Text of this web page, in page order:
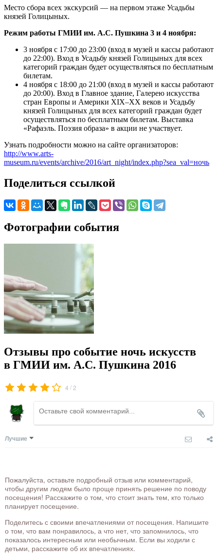
Место сбора всех экскурсий — на первом этаже Усадьбы
князей Голицыных.
Режим работы ГМИИ им. А.С. Пушкина 3 и 4 ноября:
3 ноября с 17:00 до 23:00 (вход в музей и кассы работают
до 22:00). Вход в Усадьбу князей Голицыных для всех
категорий граждан будет осуществляться по бесплатным
билетам.
4 ноября с 18:00 до 21:00 (вход в музей и кассы работают
до 20:00). Вход в Главное здание, Галерею искусства
стран Европы и Америки XIX–XX веков и Усадьбу
князей Голицыных для всех категорий граждан будет
осуществляться по бесплатным билетам. Выставка
«Рафаэль. Поэзия образа» в акции не участвует.
Узнать подробности можно на сайте организаторов:
http://www.arts-
museum.ru/events/archive/2016/art_night/index.php?sea_val=ночь
Поделиться ссылкой
Фотографии события
Отзывы про событие ночь искусств
в ГМИИ им. А.С. Пушкина 2016
4 /2
Лучшие
Пожалуйста, оставьте подробный отзыв или комментарий,
чтобы другим людям было проще принять решение по поводу
посещения! Расскажите о том, что стоит знать тем, кто только
планирует посещение.
Поделитесь с своими впечатлениями от посещения. Напишите
о том, что вам понравилось, а что нет, что запомнилось, что
показалось интересным или необычным. Если вы ходили с
детьми, расскажите об их впечатлениях.